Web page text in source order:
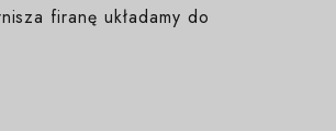
firanę układamy do